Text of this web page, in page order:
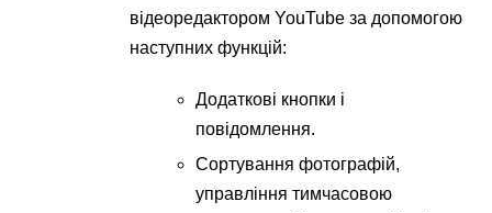
відеоредактором YouTube за допомогою
наступних функцій:
Додаткові кнопки і
повідомлення.
Сортування фотографій,
управління тимчасовою